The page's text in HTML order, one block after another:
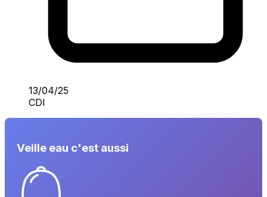
13/04/25
CDI
Veille eau c'est aussi